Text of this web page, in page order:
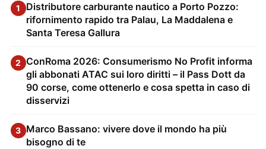
1
Distributore carburante nautico a Porto Pozzo:
rifornimento rapido tra Palau, La Maddalena e
Santa Teresa Gallura
2 ConRoma 2026: Consumerismo No Profit informa
gli abbonati ATAC sui loro diritti – il Pass Dott da
90 corse, come ottenerlo e cosa spetta in caso di
disservizi
3 Marco Bassano: vivere dove il mondo ha più
bisogno di te